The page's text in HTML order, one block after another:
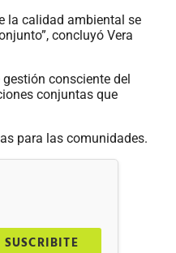
la calidad ambiental se
concluyó Vera
consciente del
conjuntas que
para las comunidades.